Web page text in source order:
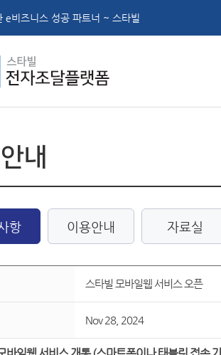
e비즈니스 성공 파트너 ~ 스타빌
내
항 이용안내 자료실
스타빌 모바일웹 서비스 오픈
Nov 28, 2024